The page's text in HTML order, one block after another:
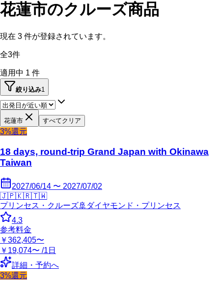
花蓮市のクルーズ商品
現在 3 件が登録されています。
全3件
適用中 1 件
絞り込み1
花蓮市 すべてクリア
3%還元
18 days, round-trip Grand Japan with Okinawa
Taiwan
2027/06/14 〜 2027/07/02
🇯🇵🇰🇷🇹🇼
プリンセス・クルーズ🚢 ダイヤモンド・プリンセス
4.3
参考料金
￥362,405〜
￥19,074〜 /1日
詳細・予約へ
3%還元